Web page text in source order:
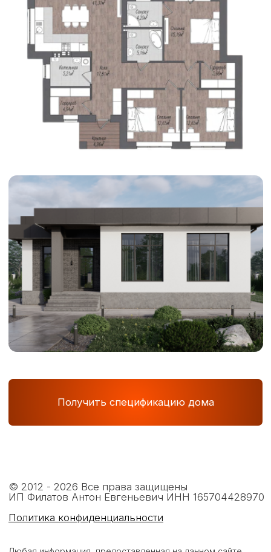
Получить спецификацию дома
стоимости объектов носит исключительно
информационный характер и ни при каких условиях
© 2012 - 2026 Все права защищены
ИП Филатов Антон Евгеньевич ИНН 165704428970
Политика конфиденциальности
персональных данных